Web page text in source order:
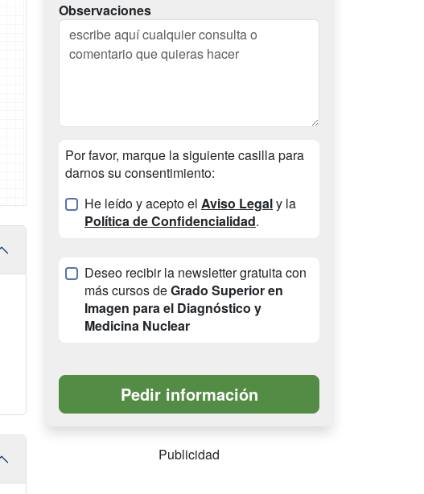
Observaciones
Por favor, marque la siguiente casilla para
darnos su consentimiento:
He leído y acepto el Aviso Legaly la
Política de Confidencialidad.
Deseo recibir la newsletter gratuita con
más cursos deGrado Superior en
Imagen para el Diagnóstico y
Medicina Nuclear
Publicidad